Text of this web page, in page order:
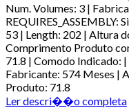
Num. Volumes: 3 |
REQUIRES_ASSEMBLY:
53 | Length: 202 | Altura
Comprimento Produto
71.8 | Comodo Indicado:
Fabricante: 574 Meses |
Produto: 71.8
Ler descri��o completa